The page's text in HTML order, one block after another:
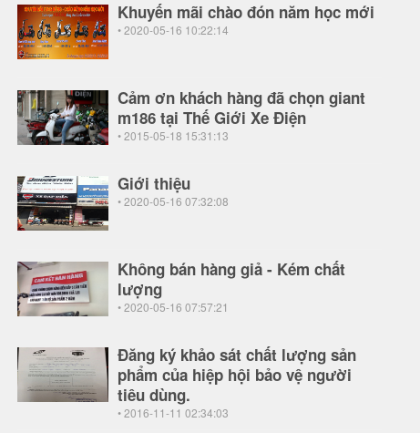
Khuyến mãi chào đón năm học mới
• 2020-05-16 10:22:14
Cảm ơn khách hàng đã chọn giant
m186 tại Thế Giới Xe Điện
• 2015-05-18 15:31:13
Giới thiệu
• 2020-05-16 07:32:08
Không bán hàng giả - Kém chất
lượng
• 2020-05-16 07:57:21
Đăng ký khảo sát chất lượng sản
phẩm của hiệp hội bảo vệ người
tiêu dùng.
• 2016-11-11 02:34:03